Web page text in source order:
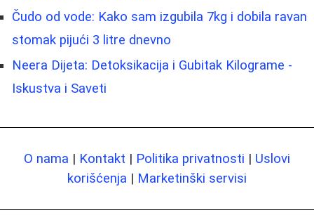
Čudo od vode: Kako sam izgubila 7kg i dobila ravan
stomak pijući 3 litre dnevno
Neera Dijeta: Detoksikacija i Gubitak Kilograme -
Iskustva i Saveti
O nama | Kontakt | Politika privatnosti | Uslovi
korišćenja | Marketinški servisi